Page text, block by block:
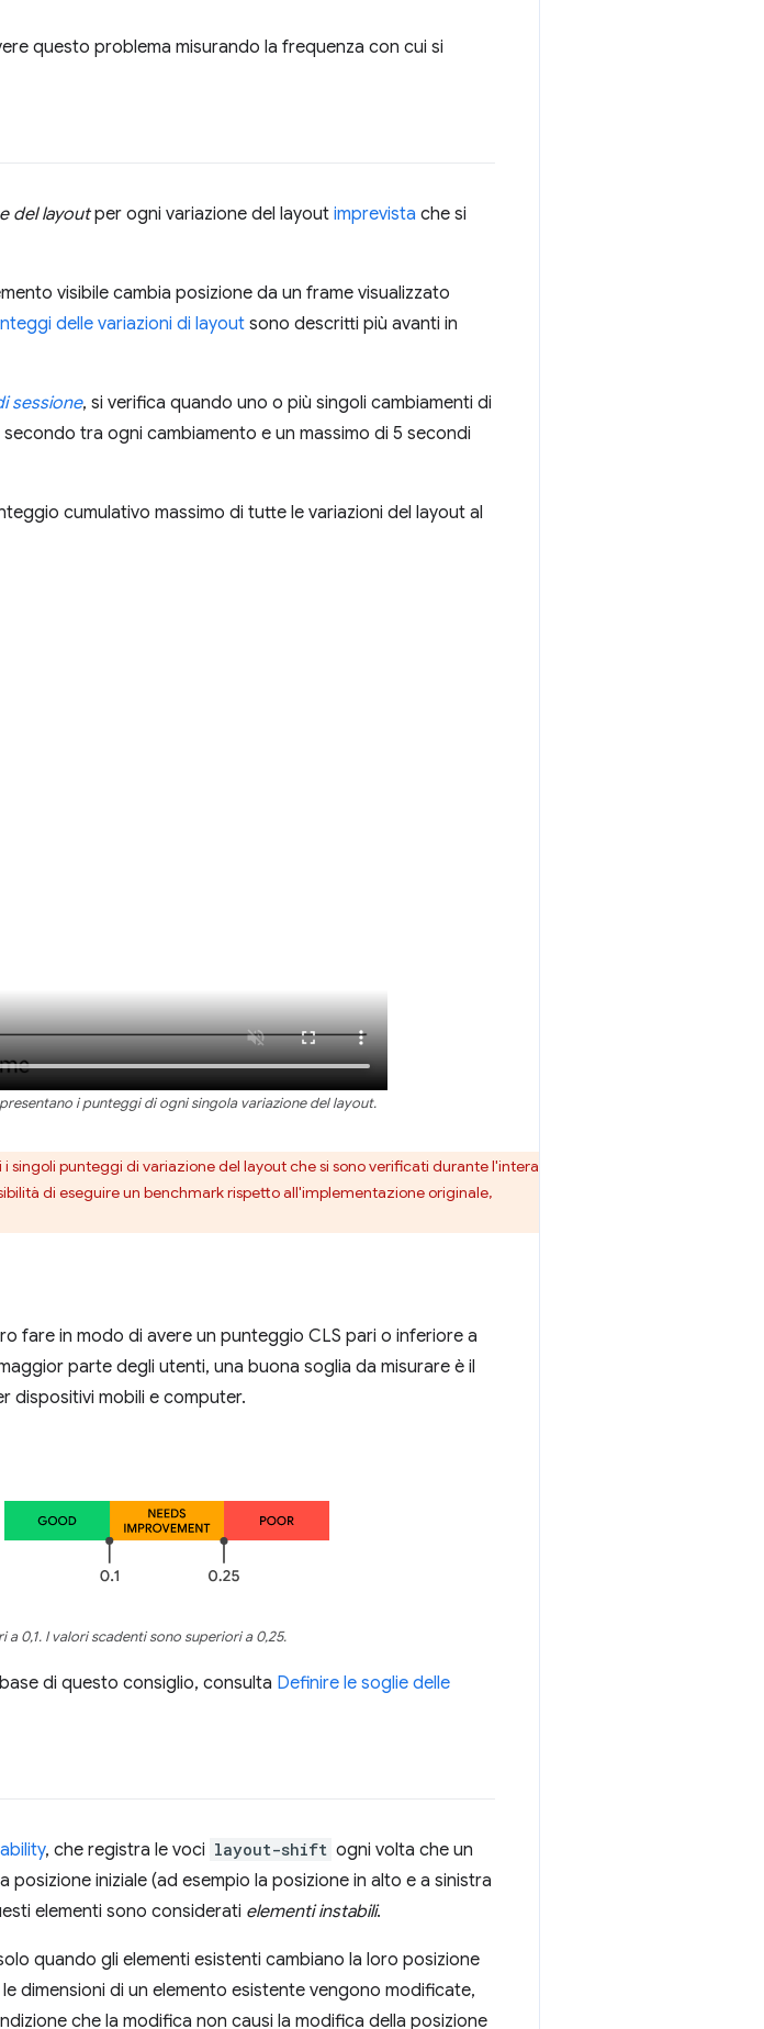
questo problema misurando la frequenza con cui si
del layoutper ogni variazione del layout imprevista che si
visibile cambia posizione da un frame visualizzato
delle variazioni di layout sono descritti più avanti in
sessione, si verifica quando uno o più singoli cambiamenti di
tra ogni cambiamento e un massimo di 5 secondi
cumulativo massimo di tutte le variazioni del layout al
i punteggi di ogni singola variazione del layout.
singoli punteggi di variazione del layout che si sono verificati durante l'intera
di eseguire un benchmark rispetto all'implementazione originale,
fare in modo di avere un punteggio CLS pari o inferiore a
parte degli utenti, una buona soglia da misurare è il
dispositivi mobili e computer.
0,1. I valori scadenti sono superiori a 0,25.
di questo consiglio, consulta Definire le soglie delle
, che registra le voci layout-shift ogni volta che un
posizione iniziale (ad esempio la posizione in alto e a sinistra
elementi sono considerati elementi instabili.
quando gli elementi esistenti cambiano la loro posizione
dimensioni di un elemento esistente vengono modificate,
che la modifica non causi la modifica della posizione